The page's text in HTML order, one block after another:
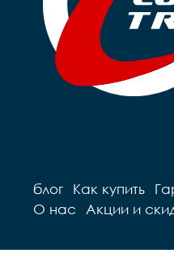
блог Как купить
О нас
Акции и